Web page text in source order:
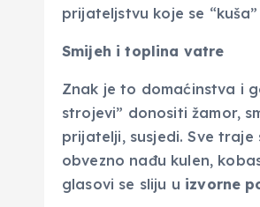
prijateljstvu koje se
Smijeh i toplina vatre
Znak je to domaćinstva i
strojevi” donositi žamor,
prijatelji, susjedi. Sve
obvezno nađu kulen,
glasovi se sliju u izvorne